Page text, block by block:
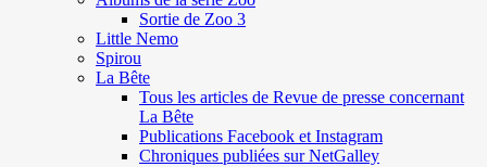
Sortie de Zoo 3
Little Nemo
Spirou
La Bête
Tous les articles de Revue de presse concernant
La Bête
Publications Facebook et Instagram
Chroniques publiées sur NetGalley